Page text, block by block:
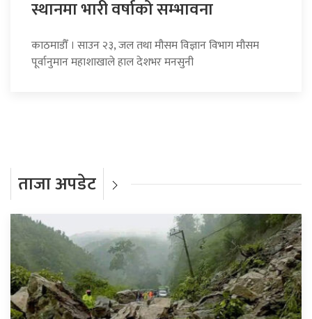
स्थानमा भारी वर्षाको सम्भावना
काठमाडौँ । साउन २३, जल तथा मौसम विज्ञान विभाग मौसम
पूर्वानुमान महाशाखाले हाल देशभर मनसुनी
ताजा अपडेट